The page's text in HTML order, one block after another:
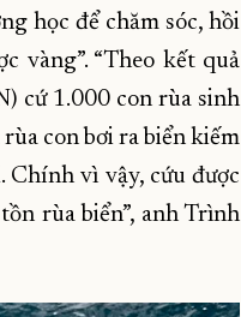
học để chăm sóc, hồi
vàng”. “Theo kết quả
cứ 1.000 con rùa sinh
con bơi ra biển kiếm
Chính vì vậy, cứu được
rùa biển”, anh Trình